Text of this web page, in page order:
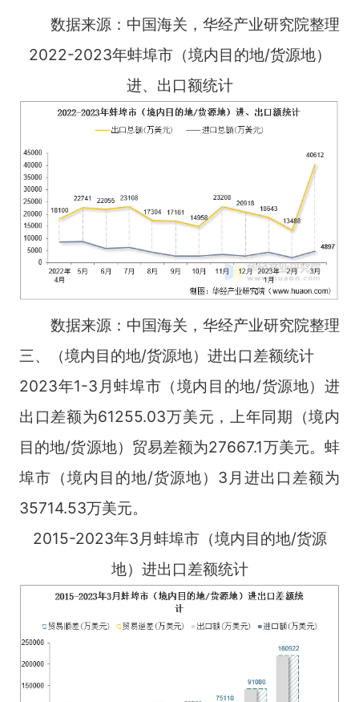
数据来源：中国海关，华经产业研究院整理
2022-2023年蚌埠市（境内目的地/货源地）
进、出口额统计
数据来源：中国海关，华经产业研究院整理
三、（境内目的地/货源地）进出口差额统计
2023年1-3月蚌埠市（境内目的地/货源地）进
出口差额为61255.03万美元，上年同期（境内
目的地/货源地）贸易差额为27667.1万美元。蚌
埠市（境内目的地/货源地）3月进出口差额为
35714.53万美元。
2015-2023年3月蚌埠市（境内目的地/货源
地）进出口差额统计